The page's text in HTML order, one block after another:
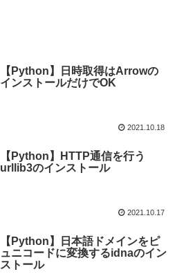
【Python】日時取得はArrowの
インストールだけでOK
2021.10.18
【Python】HTTP通信を行う
urllib3のインストール
2021.10.17
【Python】日本語ドメインをピ
ュニコードに変換するidnaのイン
ストール